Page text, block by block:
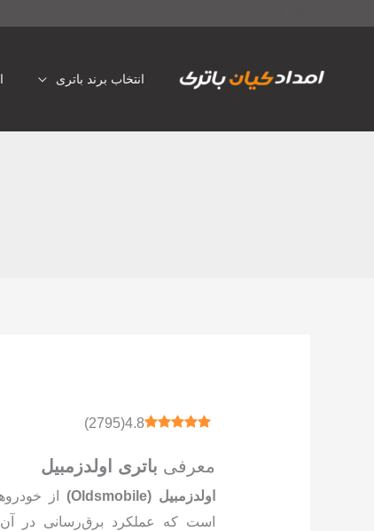
انتخاب برند باتری
4.8
(
2795
)
معرفی باتری اولدزمبیل
اولدزمبیل (Oldsmobile)
از
است که عملکرد برق‌رسانی در آن